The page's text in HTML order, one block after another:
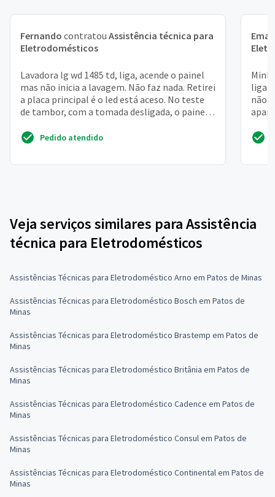
Fernando contratou Assistência técnica para
Eletrodomésticos
Lavadora lg wd 1485 td, liga, acende o painel
mas não inicia a lavagem. Não faz nada. Retirei
a placa principal é o led está aceso. No teste
de tambor, com a tomada desligada, o painel
Pedido atendido
ligar,
não
Veja serviços similares para Assistência
técnica para Eletrodomésticos
Assistências Técnicas para Eletrodoméstico Arno em Patos de Minas
Assistências Técnicas para Eletrodoméstico Bosch em Patos de
Minas
Assistências Técnicas para Eletrodoméstico Brastemp em Patos de
Minas
Assistências Técnicas para Eletrodoméstico Britânia em Patos de
Minas
Assistências Técnicas para Eletrodoméstico Cadence em Patos de
Minas
Assistências Técnicas para Eletrodoméstico Consul em Patos de
Minas
Assistências Técnicas para Eletrodoméstico Continental em Patos de
Minas